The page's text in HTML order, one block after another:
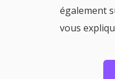
également
vous